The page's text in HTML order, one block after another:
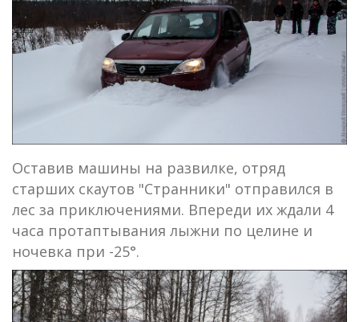
Оставив машины на развилке, отряд
старших скаутов "Странники" отправился в
лес за приключениями. Впереди их ждали 4
часа протаптывания лыжни по целине и
ночевка при -25°.